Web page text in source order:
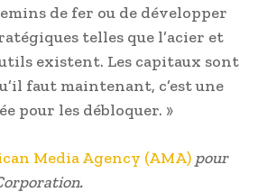
de fer ou de développer
telles que l’acier et
existent. Les capitaux sont
faut maintenant, c’est une
pour les débloquer. »
Media Agency (AMA) pour